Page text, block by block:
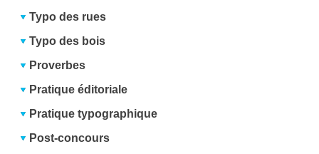
Typo des rues
Typo des bois
Proverbes
Pratique éditoriale
Pratique typographique
Post-concours